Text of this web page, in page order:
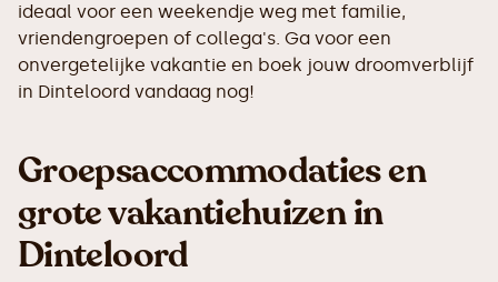
ideaal voor een weekendje weg met familie,
vriendengroepen of collega's. Ga voor een
onvergetelijke vakantie en boek jouw droomverblijf
in Dinteloord vandaag nog!
Groepsaccommodaties en
grote vakantiehuizen in
Dinteloord